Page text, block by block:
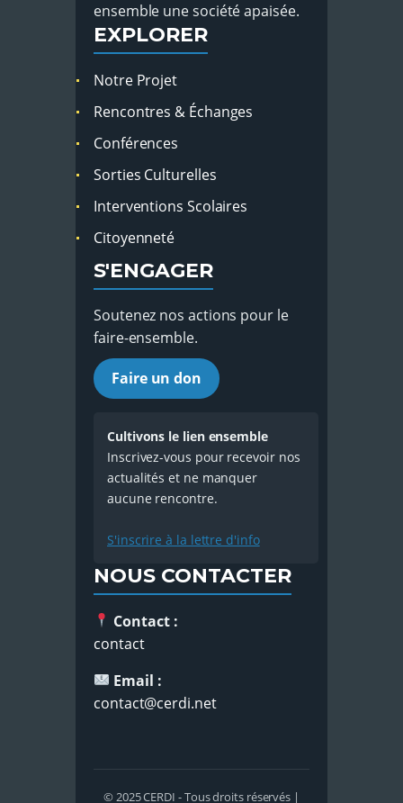
ensemble une société apaisée.
EXPLORER
Notre Projet
Rencontres & Échanges
Conférences
Sorties Culturelles
Interventions Scolaires
Citoyenneté
S'ENGAGER
Soutenez nos actions pour le
faire-ensemble.
Faire un don
Cultivons le lien ensemble
Inscrivez-vous pour recevoir nos
actualités et ne manquer
aucune rencontre.
S'inscrire à la lettre d'info
NOUS CONTACTER
Contact :
contact
Email :
contact@cerdi.net
© 2025 CERDI - Tous droits réservés |